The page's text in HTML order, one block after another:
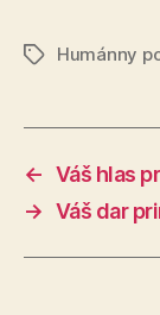
ZnačkyHumánny
← Váš hlas
→ Váš dar